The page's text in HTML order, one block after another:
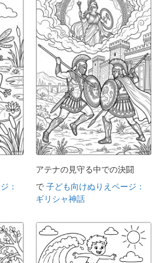
：
アテナの見守る中での決闘
で 子ども向けぬりえページ：
ギリシャ神話